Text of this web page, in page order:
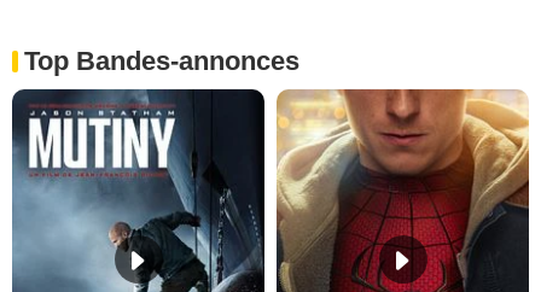
Top Bandes-annonces